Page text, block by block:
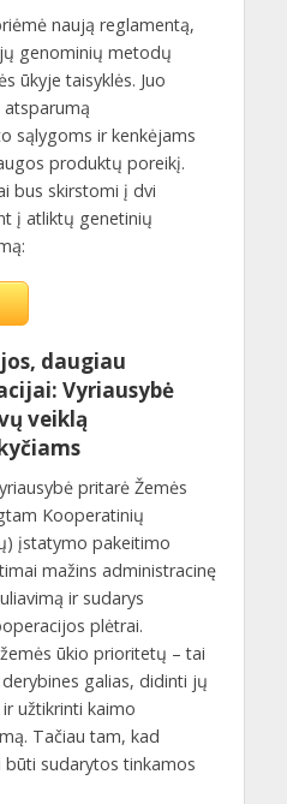
naują reglamentą,
genominių metodų
ūkyje taisyklės. Juo
sąlygoms ir kenkėjams
produktų poreikį.
bus skirstomi į dvi
į atliktų genetinių
daugiau
Vyriausybė
veiklą
pritarė Žemės
Kooperatinių
įstatymo pakeitimo
mažins administracinę
ir sudarys
plėtrai.
ūkio prioritetų – tai
galias, didinti jų
užtikrinti kaimo
Tačiau tam, kad
sudarytos tinkamos